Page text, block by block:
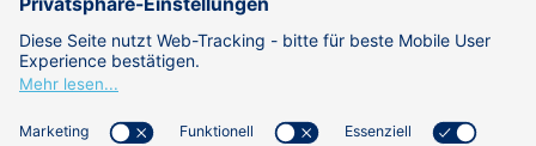
WISSEN
ÜBER UNS
KARRIERE